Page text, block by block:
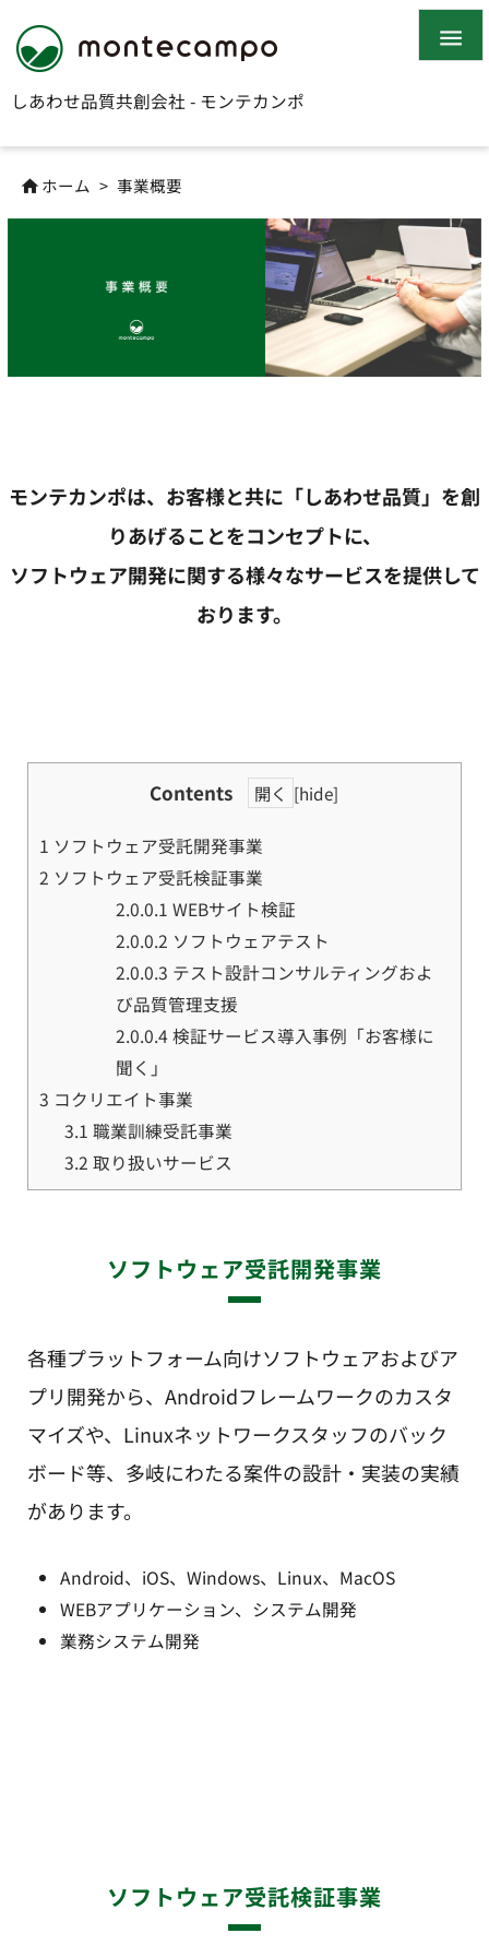
しあわせ品質共創会社 - モンテカンポ

 ホーム > 事業概要
モンテカンポは、お客様と共に「しあわせ品質」を創
りあげることをコンセプトに、
ソフトウェア開発に関する様々なサービスを提供して
おります。
Contents [hide]
1 ソフトウェア受託開発事業
2 ソフトウェア受託検証事業
2.0.0.1 WEBサイト検証
2.0.0.2 ソフトウェアテスト
2.0.0.3 テスト設計コンサルティングおよ
び品質管理支援
2.0.0.4検証サービス導入事例「お客様に
聞く」
3 コクリエイト事業
3.1 職業訓練受託事業
3.2 取り扱いサービス
ソフトウェア受託開発事業
各種プラットフォーム向けソフトウェアおよびア
プリ開発から、Androidフレームワークのカスタ
マイズや、Linuxネットワークスタッフのバック
ボード等、多岐にわたる案件の設計・実装の実績
があります。
Android、iOS、Windows、Linux、MacOS
WEBアプリケーション、システム開発
業務システム開発
ソフトウェア受託検証事業